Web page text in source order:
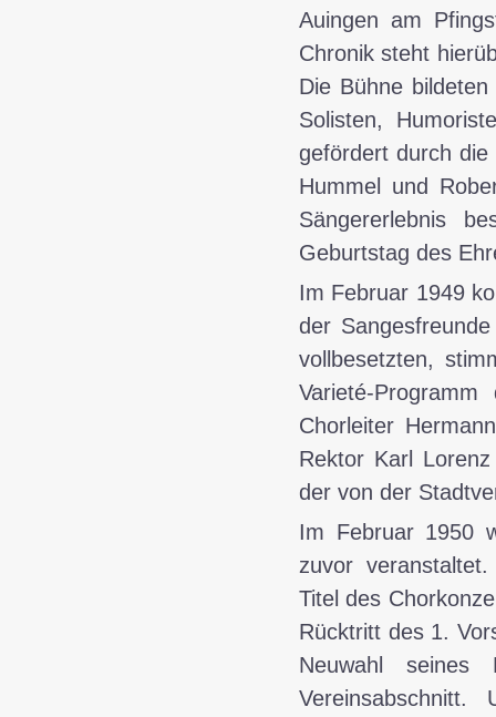
Auingen am
Chronik steht
Die Bühne
Solisten,
gefördert durch
Hummel und
Sängererlebnis
Geburtstag des
Im Februar 1949
der
vollbesetzten,
Varieté-
Chorleiter
Rektor Karl
der von der
Im Februar 1950
zuvor
Titel des
Rücktritt des 1.
Neuwahl